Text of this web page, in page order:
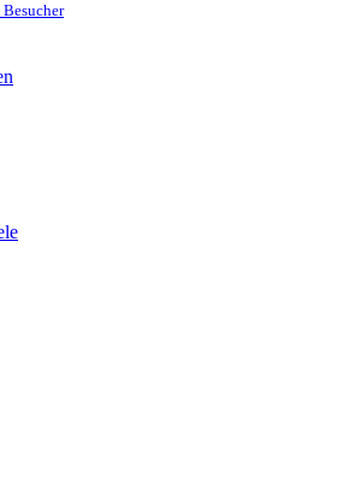
Besucher